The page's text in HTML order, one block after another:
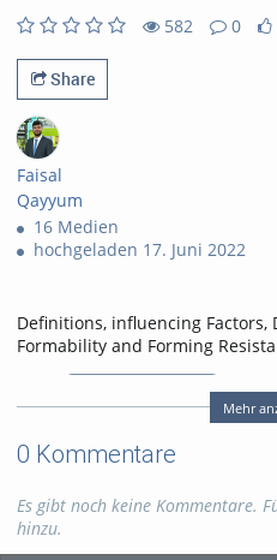
582
0
Share
Faisal
Qayyum
16 Medien
hochgeladen 17. Juni 2022
Definitions, influencing Factors,
Formability and Forming
plastic deformation
tensile test
flow stress
Kategorien: Marketing,
Wissenschaft
Mehr
0 Kommentare
Es gibt noch keine Kommentare.
hinzu.